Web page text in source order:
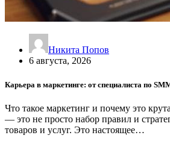
Никита Попов
6 августа, 2026
Карьера в маркетинге: от специалиста по
Что такое маркетинг и почему это
— это не просто набор правил и
товаров и услуг. Это настоящее…